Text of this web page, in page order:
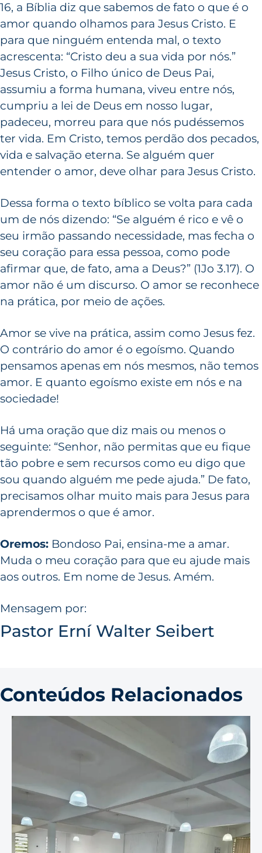
16, a Bíblia diz que sabemos de fato o que é o
amor quando olhamos para Jesus Cristo. E
para que ninguém entenda mal, o texto
acrescenta: “Cristo deu a sua vida por nós.”
Jesus Cristo, o Filho único de Deus Pai,
assumiu a forma humana, viveu entre nós,
cumpriu a lei de Deus em nosso lugar,
padeceu, morreu para que nós pudéssemos
ter vida. Em Cristo, temos perdão dos pecados,
vida e salvação eterna. Se alguém quer
entender o amor, deve olhar para Jesus Cristo.
Dessa forma o texto bíblico se volta para cada
um de nós dizendo: “Se alguém é rico e vê o
seu irmão passando necessidade, mas fecha o
seu coração para essa pessoa, como pode
afirmar que, de fato, ama a Deus?” (1Jo 3.17). O
amor não é um discurso. O amor se reconhece
na prática, por meio de ações.
Amor se vive na prática, assim como Jesus fez.
O contrário do amor é o egoísmo. Quando
pensamos apenas em nós mesmos, não temos
amor. E quanto egoísmo existe em nós e na
sociedade!
Há uma oração que diz mais ou menos o
seguinte: “Senhor, não permitas que eu fique
tão pobre e sem recursos como eu digo que
sou quando alguém me pede ajuda.” De fato,
precisamos olhar muito mais para Jesus para
aprendermos o que é amor.
Oremos: Bondoso Pai, ensina-me a amar.
Muda o meu coração para que eu ajude mais
aos outros. Em nome de Jesus. Amém.
Mensagem por:
Pastor Erní Walter Seibert
Conteúdos Relacionados